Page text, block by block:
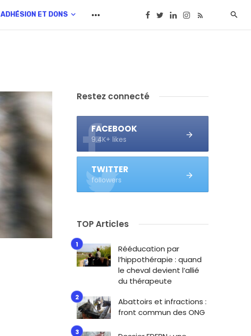
ADHÉSION ET DONS
Restez connecté
FACEBOOK
9.4K+ likes
TWITTER
followers
TOP Articles
Rééducation par
l’hippothérapie : quand
le cheval devient l’allié
du thérapeute
Abattoirs et infractions :
front commun des ONG